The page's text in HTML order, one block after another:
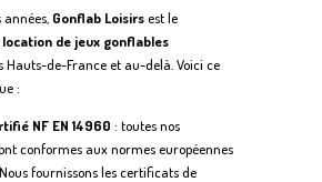
Gonflab Loisirsest le
location de jeux gonflables
Hauts-de-France et au-delà. Voici ce
:
NF EN 14960 : toutes nos
conformes aux normes européennes
fournissons les certificats de